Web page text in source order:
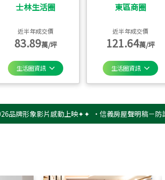
士林生活圈
近半年成交價
83.89萬/坪
生活圈資訊
東區商圈
近半年成交價
121.64萬/坪
生活圈資訊
象影片感動上映✦✦ ‧信義房屋聲明稿－防詐騙提醒